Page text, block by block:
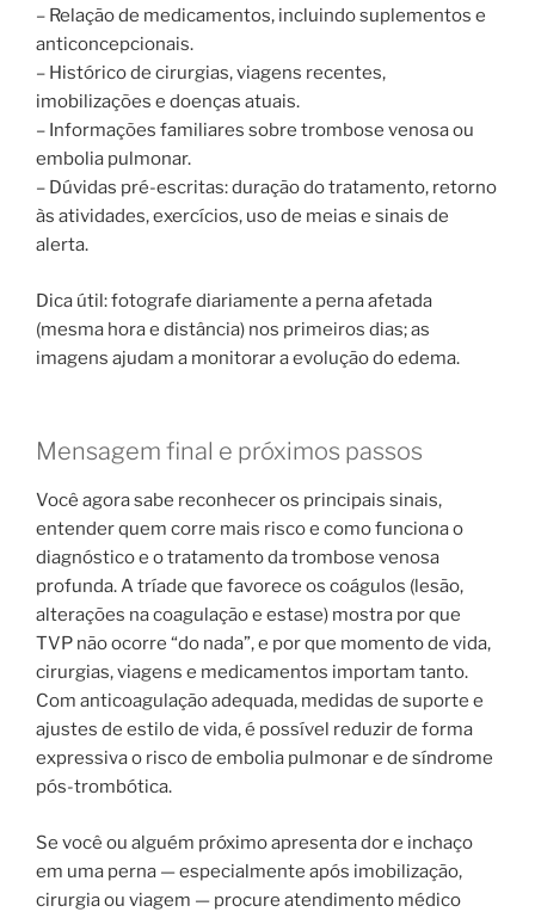
– Relação de medicamentos, incluindo suplementos e
anticoncepcionais.
– Histórico de cirurgias, viagens recentes,
imobilizações e doenças atuais.
– Informações familiares sobre trombose venosa ou
embolia pulmonar.
– Dúvidas pré-escritas: duração do tratamento, retorno
às atividades, exercícios, uso de meias e sinais de
alerta.
Dica útil: fotografe diariamente a perna afetada
(mesma hora e distância) nos primeiros dias; as
imagens ajudam a monitorar a evolução do edema.
Mensagem final e próximos passos
Você agora sabe reconhecer os principais sinais,
entender quem corre mais risco e como funciona o
diagnóstico e o tratamento da trombose venosa
profunda. A tríade que favorece os coágulos (lesão,
alterações na coagulação e estase) mostra por que
TVP não ocorre “do nada”, e por que momento de vida,
cirurgias, viagens e medicamentos importam tanto.
Com anticoagulação adequada, medidas de suporte e
ajustes de estilo de vida, é possível reduzir de forma
expressiva o risco de embolia pulmonar e de síndrome
pós-trombótica.
Se você ou alguém próximo apresenta dor e inchaço
em uma perna — especialmente após imobilização,
cirurgia ou viagem — procure atendimento médico